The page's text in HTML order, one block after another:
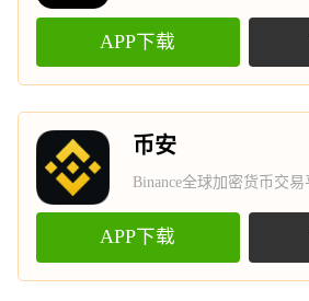
APP下载
币安
Binance全球加密货币交易
APP下载